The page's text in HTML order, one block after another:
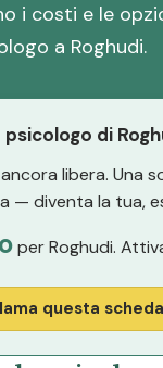
i costi e le
a Roghudi.
psicologo di
libera. Una
— diventa la tua,
per Roghudi.
questa